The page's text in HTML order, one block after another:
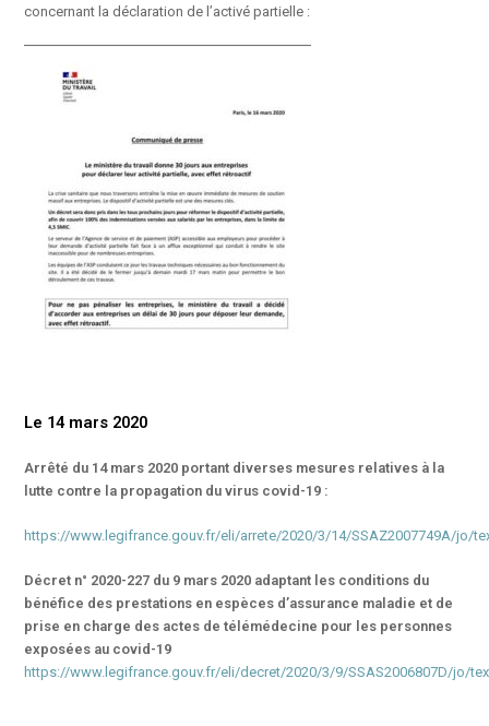
concernant la déclaration de l’activé partielle :
Le 14 mars 2020
Arrêté du 14 mars 2020 portant diverses mesures relatives à la
lutte contre la propagation du virus covid-19 :
https://www.legifrance.gouv.fr/eli/arrete/2020/3/14/SSAZ2007749A/jo/
Décret n° 2020-227 du 9 mars 2020 adaptant les conditions du
bénéfice des prestations en espèces d’assurance maladie et de
prise en charge des actes de télémédecine pour les personnes
exposées au covid-19
https://www.legifrance.gouv.fr/eli/decret/2020/3/9/SSAS2006807D/jo/